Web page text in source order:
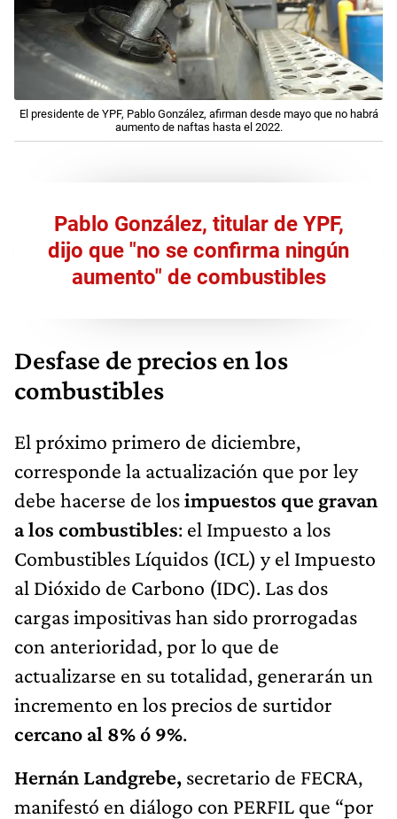
El presidente de YPF, Pablo González, afirman desde mayo que no habrá
aumento de naftas hasta el 2022.
Pablo González, titular de YPF,
dijo que "no se confirma ningún
aumento" de combustibles
Desfase de precios en los
combustibles
El próximo primero de diciembre,
corresponde la actualización que por ley
debe hacerse de losimpuestos que gravan
a los combustibles: el Impuesto a los
Combustibles Líquidos (ICL) y el Impuesto
al Dióxido de Carbono (IDC). Las dos
cargas impositivas han sido prorrogadas
con anterioridad, por lo que de
actualizarse en su totalidad, generarán un
incremento en los precios de surtidor
cercano al 8% ó 9%.
Hernán Landgrebe, secretario de FECRA,
manifestó en diálogo con PERFIL que “por